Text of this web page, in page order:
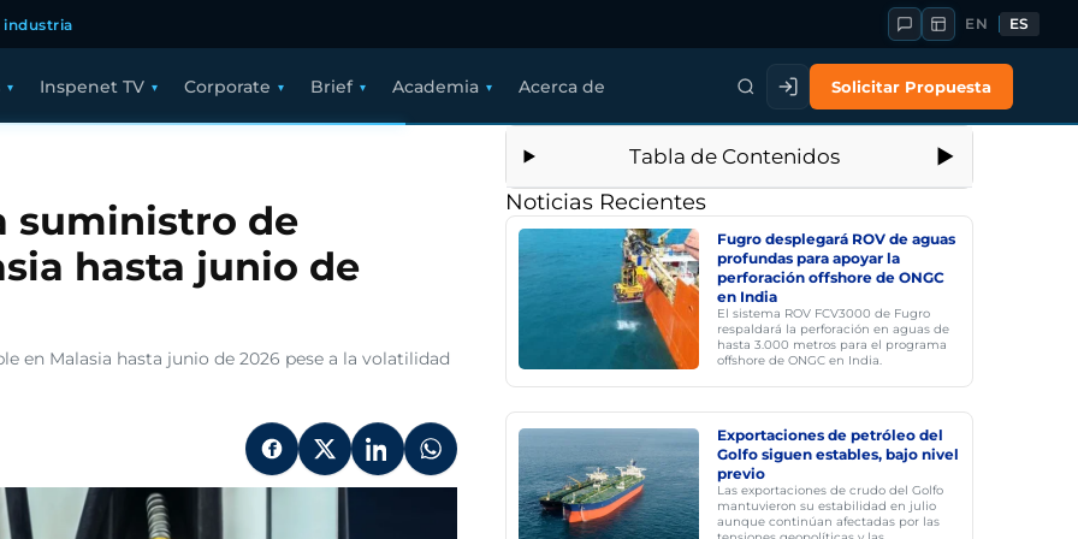
industria EN ES
Inspenet TV Corporate Brief Academia Acerca de Solicitar Propuesta
suministro de
hasta junio de
en Malasia hasta junio de 2026 pese a la volatilidad
Tabla de Contenidos
Noticias Recientes
Fugro desplegará ROV de aguas
profundas para apoyar la
perforación offshore de ONGC
en India
El sistema ROV FCV3000 de Fugro
respaldará la perforación en aguas de
hasta 3.000 metros para el programa
offshore de ONGC en India.
Exportaciones de petróleo del
Golfo siguen estables, bajo nivel
previo
Las exportaciones de crudo del Golfo
mantuvieron su estabilidad en julio
aunque continúan afectadas por las